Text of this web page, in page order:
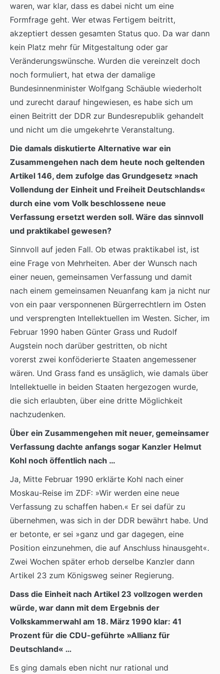
waren, war klar, dass es dabei nicht um eine
Formfrage geht. Wer etwas Fertigem beitritt,
akzeptiert dessen gesamten Status quo. Da war dann
kein Platz mehr für Mitgestaltung oder gar
Veränderungswünsche. Wurden die vereinzelt doch
noch formuliert, hat etwa der damalige
Bundesinnenminister Wolfgang Schäuble wiederholt
und zurecht darauf hingewiesen, es habe sich um
einen Beitritt der DDR zur Bundesrepublik gehandelt
und nicht um die umgekehrte Veranstaltung.
Die damals diskutierte Alternative war ein
Zusammengehen nach dem heute noch geltenden
Artikel 146, dem zufolge das Grundgesetz »nach
Vollendung der Einheit und Freiheit Deutschlands«
durch eine vom Volk beschlossene neue
Verfassung ersetzt werden soll. Wäre das sinnvoll
und praktikabel gewesen?
Sinnvoll auf jeden Fall. Ob etwas praktikabel ist, ist
eine Frage von Mehrheiten. Aber der Wunsch nach
einer neuen, gemeinsamen Verfassung und damit
nach einem gemeinsamen Neuanfang kam ja nicht nur
von ein paar versponnenen Bürgerrechtlern im Osten
und versprengten Intellektuellen im Westen. Sicher, im
Februar 1990 haben Günter Grass und Rudolf
Augstein noch darüber gestritten, ob nicht
vorerst zwei konföderierte Staaten angemessener
wären. Und Grass fand es unsäglich, wie damals über
Intellektuelle in beiden Staaten hergezogen wurde,
die sich erlaubten, über eine dritte Möglichkeit
nachzudenken.
Über ein Zusammengehen mit neuer, gemeinsamer
Verfassung dachte anfangs sogar Kanzler Helmut
Kohl noch öffentlich nach …
Ja, Mitte Februar 1990 erklärte Kohl nach einer
Moskau-Reise im ZDF: »Wir werden eine neue
Verfassung zu schaffen haben.« Er sei dafür zu
übernehmen, was sich in der DDR bewährt habe. Und
er betonte, er sei »ganz und gar dagegen, eine
Position einzunehmen, die auf Anschluss hinausgeht«.
Zwei Wochen später erhob derselbe Kanzler dann
Artikel 23 zum Königsweg seiner Regierung.
Dass die Einheit nach Artikel 23 vollzogen werden
würde, war dann mit dem Ergebnis der
Volkskammerwahl am 18. März 1990 klar: 41
Prozent für die CDU-geführte »Allianz für
Deutschland« …
Es ging damals eben nicht nur rational und